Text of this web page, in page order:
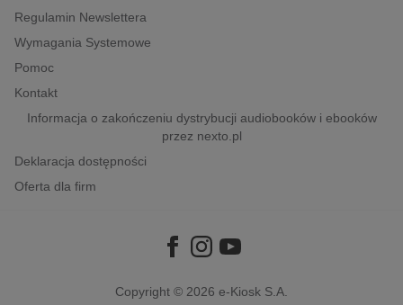
popularno-naukowe
historia
Regulamin Newslettera
Wymagania Systemowe
Pomoc
Kontakt
Informacja o zakończeniu dystrybucji audiobooków i ebooków
przez nexto.pl
Deklaracja dostępności
Oferta dla firm
Copyright © 2026 e-Kiosk S.A.